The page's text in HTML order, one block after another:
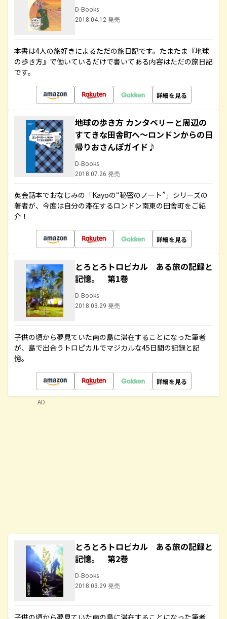
D-Books
2018.04.12 発売
本書は4人の旅好きによるただの旅日記です。たまたま『地球
の歩き方』で働いているだけで書いてある内容はただの旅日記
です。
詳細を見る
地球の歩き方 カンタベリーと周辺の
すてきな田舎町へ～ロンドンからの日
帰りおさんぽガイド♪
D-Books
2018.07.26 発売
英会話本でおなじみの「Kayoの“秘密のノート”」シリーズの
著者が、今度は自分の滞在するロンドン南東の田舎町をご紹
介！
詳細を見る
とろとろトロピカル ある旅の記録と
記憶。 第1巻
D-Books
2018.03.29 発売
子供の頃から夢見ていた南の島に滞在することになった筆者
が、島で出合うトロピカルでマジカルな45日間の記録と記
憶。
詳細を見る
とろとろトロピカル ある旅の記録と
記憶。 第2巻
D-Books
2018.03.29 発売
子供の頃から夢見ていた南の島に滞在することになった筆者
AD